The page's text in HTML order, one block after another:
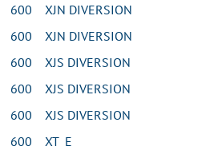
600 XJN DIVERSION
600 XJN DIVERSION
600 XJS DIVERSION
600 XJS DIVERSION
600 XJS DIVERSION
600 XT E